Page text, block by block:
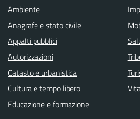
Ambiente
Anagrafe e stato civile
Appalti pubblici
Autorizzazioni
Catasto e urbanistica
Cultura e tempo libero
Educazione e formazione